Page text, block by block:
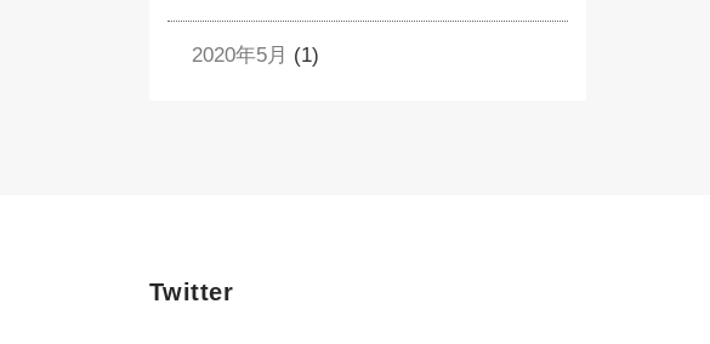
2020年5月 (1)
Twitter